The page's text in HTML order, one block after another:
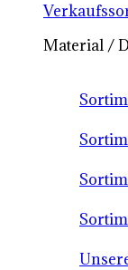
Material /